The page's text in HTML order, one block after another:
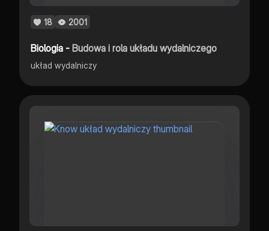
18 2001
Biologia -Budowa i rola układu wydalniczego
układ wydalniczy